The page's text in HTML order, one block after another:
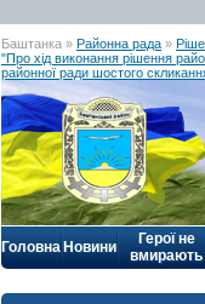
Баштанка » Районна рада »
"Про хід виконання рішення
районної ради шостого
Головна Новини
Герої не
вмирають